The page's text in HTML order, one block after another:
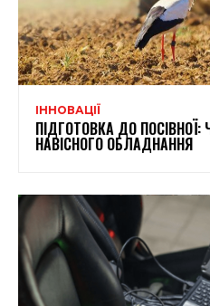
ІННОВАЦІЇ
ПІДГОТОВКА ДО ПОСІВНОЇ:
НАВІСНОГО ОБЛАДНАННЯ